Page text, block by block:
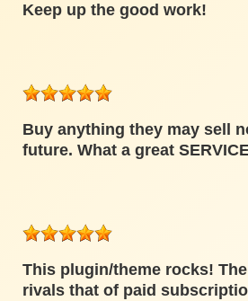
Keep up the good work!
Buy anything they may sell
future. What a great
This plugin/theme rocks!
rivals that of paid